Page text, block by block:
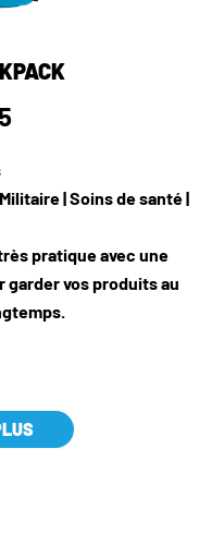
| Soins de santé |
pratique avec une
vos produits au